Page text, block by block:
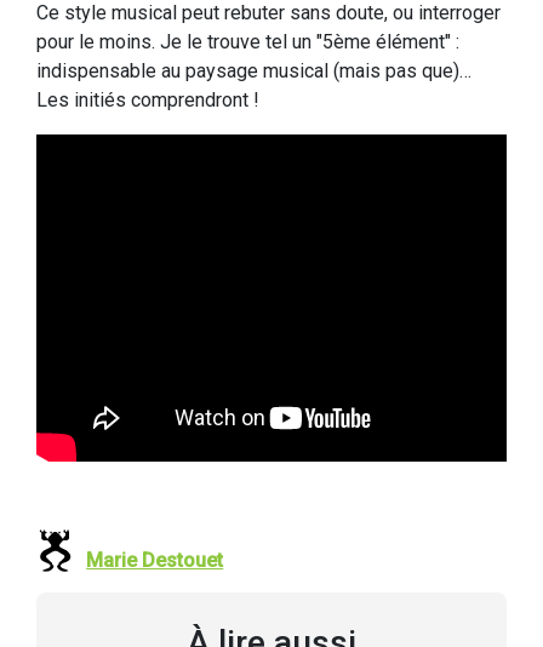
Ce style musical peut rebuter sans doute, ou interroger
pour le moins. Je le trouve tel un "5ème élément" :
indispensable au paysage musical (mais pas que)…
Les initiés comprendront !
Marie Destouet